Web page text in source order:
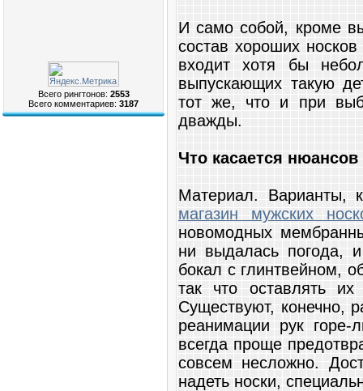
Всего рингтонов: 2553
Всего комментариев: 3187
И само собой, кроме
состав хороших
входит хотя бы
выпускающих такую
тот же, что и при
дважды.
Что касается нюансов
Материал. Варианты,
магазин мужских
новомодных
ни выдалась погода,
бокал с глинт­вейном,
так что оставлять
Существуют, конечно,
реанимации рук горе-
всегда проще
совсем несложно.
надеть носки,